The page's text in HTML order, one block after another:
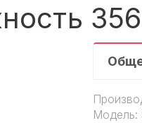
Модель: